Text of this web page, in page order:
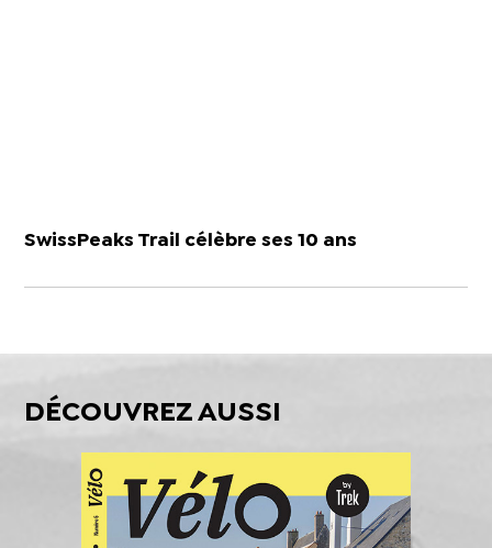
SwissPeaks Trail célèbre ses 10 ans
DÉCOUVREZ AUSSI